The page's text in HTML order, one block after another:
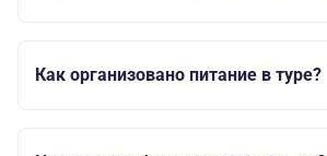
Как организовано питание в туре?